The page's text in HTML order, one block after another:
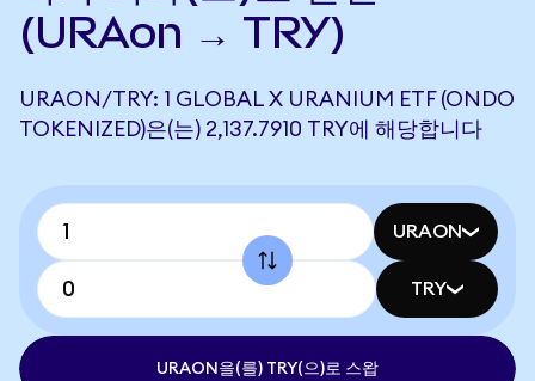
(URAon → TRY)
URAON/TRY: 1 GLOBAL X URANIUM ETF (ONDO
TOKENIZED)은(는) 2,137.7910 TRY에 해당합니다
URAON
TRY
URAON을(를) TRY(으)로 스왑